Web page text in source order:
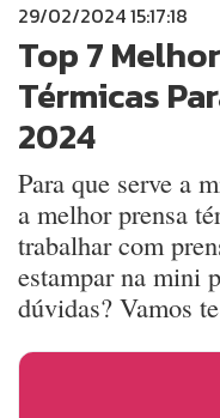
29/02/2024 15:17:18
Top 7
Térmicas
2024
Para que serve a
a melhor prensa
trabalhar com
estampar na mini
dúvidas? Vamos